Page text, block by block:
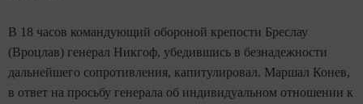
В 18 часов командующий обороной крепости Бреслау
(Вроцлав) генерал Никгоф, убедившись в безнадeжности
дальнейшего сопротивления, капитулировал. Маршал Конев,
в ответ на просьбу генерала об индивидуальном отношении к